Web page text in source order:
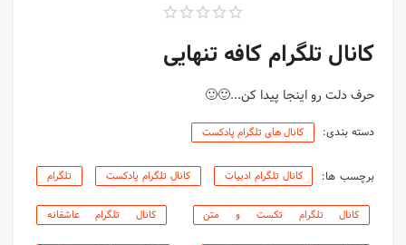
کانال تلگرام کافه تنهایی
حرف دلت رو اینجا پیدا کن...🙂🙂
دسته بندی: کانال های تلگرام پادکست
برچسب ها: کانال تلگرام ادبیات کانال تلگرام پادکست تلگرام
کانال تلگرام تکست و متن کانال تلگرام عاشقانه